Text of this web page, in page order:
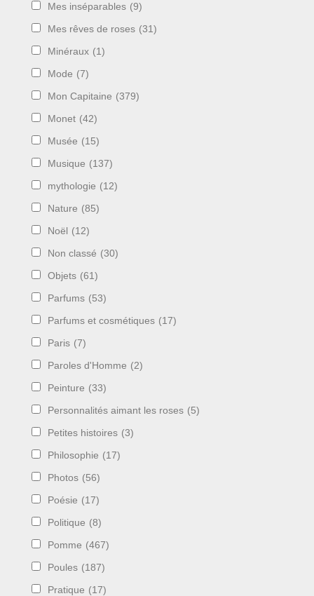
Mes inséparables (9)
Mes rêves de roses (31)
Minéraux (1)
Mode (7)
Mon Capitaine (379)
Monet (42)
Musée (15)
Musique (137)
mythologie (12)
Nature (85)
Noël (12)
Non classé (30)
Objets (61)
Parfums (53)
Parfums et cosmétiques (17)
Paris (7)
Paroles d'Homme (2)
Peinture (33)
Personnalités aimant les roses (5)
Petites histoires (3)
Philosophie (17)
Photos (56)
Poésie (17)
Politique (8)
Pomme (467)
Poules (187)
Pratique (17)